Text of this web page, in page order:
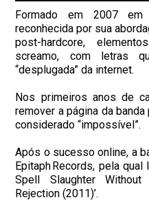
Formado em 2007
reconhecida por sua
post-hardcore,
screamo, com letras
“desplugada” da internet.
Nos primeiros anos de
remover a página da
considerado “impossível”.
Após o sucesso online, a
Epitaph Records, pela qual
Spell Slaughter Without
Rejection (2011)’.